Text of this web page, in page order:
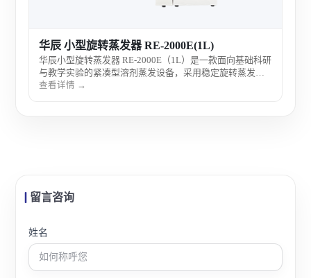
华辰 小型旋转蒸发器 RE-2000E(1L)
华辰小型旋转蒸发器 RE-2000E（1L）是一款面向基础科研
与教学实验的紧凑型溶剂蒸发设备，采用稳定旋转蒸发与
恒温水浴加热技术，实现小体积样品的高效减压浓缩与溶
查看详情 →
留言咨询
姓名